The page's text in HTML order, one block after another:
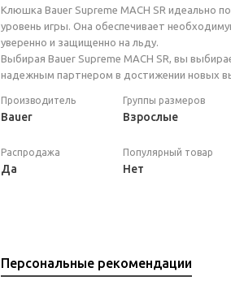
Клюшка Bauer Supreme MACH SR идеально
уровень игры. Она обеспечивает
уверенно и защищенно на льду.
Выбирая Bauer Supreme MACH SR, вы
надежным партнером в достижении новых
Производитель
Bauer
Группы размеров
Взрослые
Распродажа
Да
Популярный товар
Нет
Персональные рекомендации